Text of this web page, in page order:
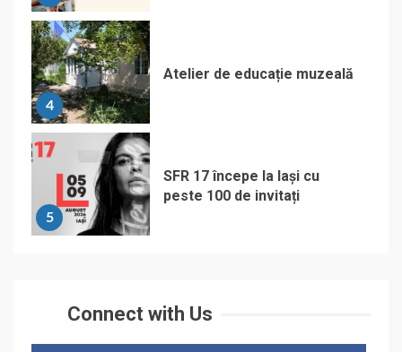
4
Atelier de educație muzeală
5
SFR 17 începe la Iași cu
peste 100 de invitați
Connect with Us